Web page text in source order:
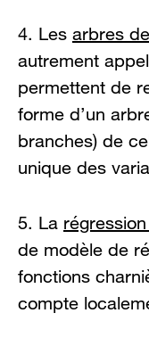
4. Les arbres
autrement
permettent de
forme d’un
branches) de
unique des
5. La
de modèle de
fonctions
compte